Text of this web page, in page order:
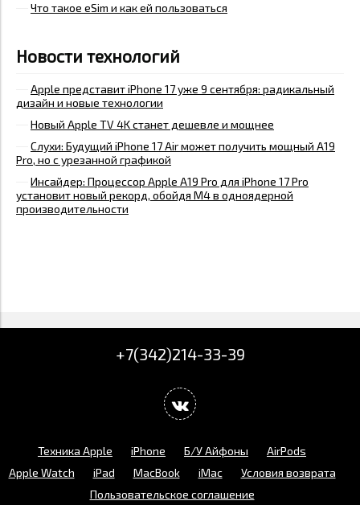
Что такое eSim и как ей пользоваться
Новости технологий
Apple представит iPhone 17 уже 9 сентября: радикальный
дизайн и новые технологии
Новый Apple TV 4K станет дешевле и мощнее
Слухи: Будущий iPhone 17 Air может получить мощный A19
Pro, но с урезанной графикой
Инсайдер: Процессор Apple A19 Pro для iPhone 17 Pro
установит новый рекорд, обойдя M4 в одноядерной
производительности
+7(342)214-33-39
Техника Apple iPhone Б/У Айфоны
AirPods
Apple Watch
iPad MacBook iMac
Условия возврата
Пользовательское соглашение